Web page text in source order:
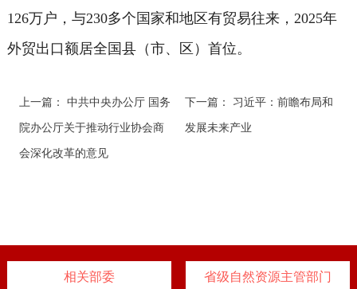
126万户，与230多个国家和地区有贸易往来，2025年
外贸出口额居全国县（市、区）首位。
上一篇：
中共中央办公厅 国务
院办公厅关于推动行业协会商
会深化改革的意见
下一篇：
习近平：前瞻布局和
发展未来产业
相关部委 省级自然资源主管部门